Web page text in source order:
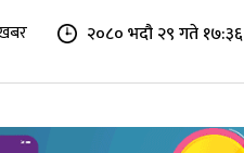
२०८० भदौ २९ गते १७:३६